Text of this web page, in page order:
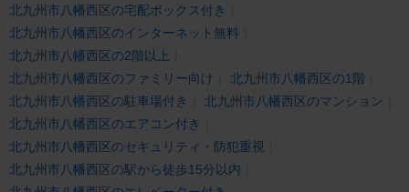
北九州市八幡西区の宅配ボックス付き
北九州市八幡西区のインターネット無料
北九州市八幡西区の2階以上
北九州市八幡西区のファミリー向け
北九州市八幡西区の1階
北九州市八幡西区の駐車場付き
北九州市八幡西区のマンション
北九州市八幡西区のエアコン付き
北九州市八幡西区のセキュリティ・防犯重視
北九州市八幡西区の駅から徒歩15分以内